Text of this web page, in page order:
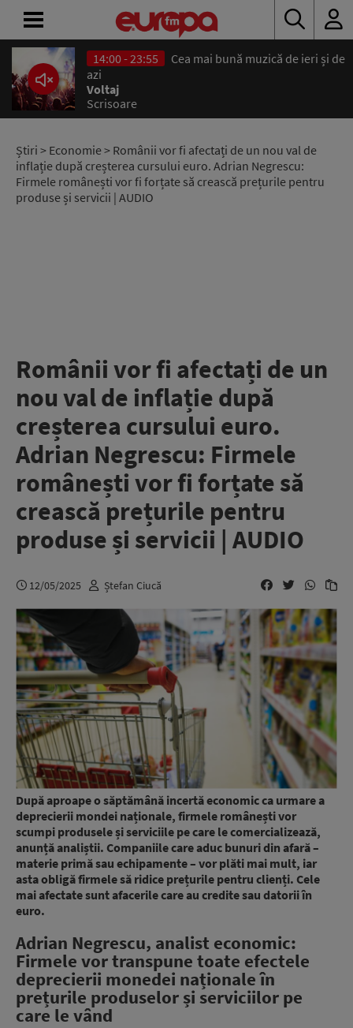
14:00 - 23:55
Cea mai bună muzică de ieri și de
azi
Voltaj
Scrisoare
Știri > Economie> Românii vor fi afectați de un nou val de
inflație după creșterea cursului euro. Adrian Negrescu:
Firmele românești vor fi forțate să crească prețurile pentru
produse și servicii | AUDIO
Românii vor fi afectați de un
nou val de inflație după
creșterea cursului euro.
Adrian Negrescu: Firmele
românești vor fi forțate să
crească prețurile pentru
produse și servicii | AUDIO
12/05/2025 Ștefan Ciucă
După aproape o săptămână incertă economic ca urmare a
deprecierii mondei naționale, firmele românești vor
scumpi produsele și serviciile pe care le comercializează,
anunță analiștii. Companiile care aduc bunuri din afară –
materie primă sau echipamente – vor plăti mai mult, iar
asta obligă firmele să ridice prețurile pentru clienți. Cele
mai afectate sunt afacerile care au credite sau datorii în
euro.
Adrian Negrescu, analist economic:
Firmele vor transpune toate efectele
deprecierii monedei naționale în
prețurile produselor și serviciilor pe
care le vând
ACASĂ
ȘTIRI
RADIO
CONCURSURI